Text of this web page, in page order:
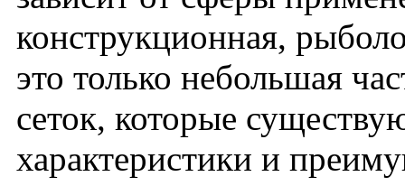
конструкционная,
это только небольшая
сеток, которые
характеристики и